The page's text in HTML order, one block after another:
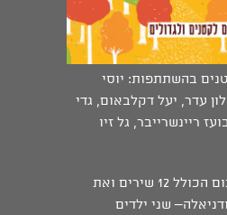
בהשתתפות: יוסי
עדר, יעל דקלבאום, גדי
ריינשרייבר, גל זיו
גבעוני. האוצר, אלבום הכולל 12 שירים ואת
שני ילדים